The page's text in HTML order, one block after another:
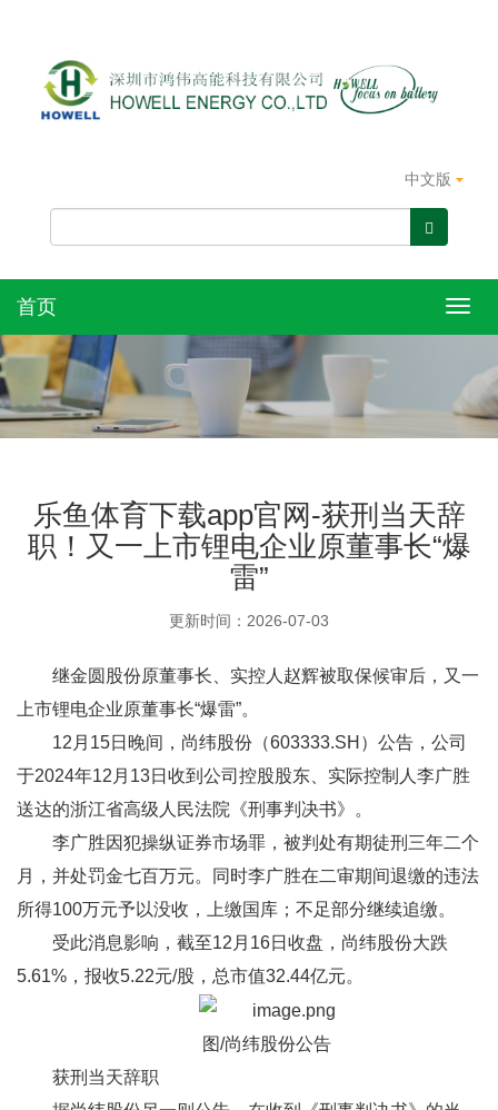
中文版
首页
乐鱼体育下载app官网-获刑当天辞
职！又一上市锂电企业原董事长“爆
雷”
更新时间：2026-07-03
继金圆股份原董事长、实控人赵辉被取保候审后，又一
上市锂电企业原董事长“爆雷”。
12月15日晚间，尚纬股份（603333.SH）公告，公司
于2024年12月13日收到公司控股股东、实际控制人李广胜
送达的浙江省高级人民法院《刑事判决书》。
李广胜因犯操纵证券市场罪，被判处有期徒刑三年二个
月，并处罚金七百万元。同时李广胜在二审期间退缴的违法
所得100万元予以没收，上缴国库；不足部分继续追缴。
受此消息影响，截至12月16日收盘，尚纬股份大跌
5.61%，报收5.22元/股，总市值32.44亿元。
图/尚纬股份公告
获刑当天辞职